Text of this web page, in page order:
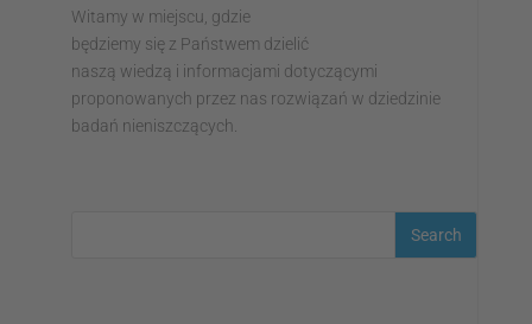
Witamy w miejscu, gdzie
będziemy się z Państwem dzielić
naszą wiedzą i informacjami dotyczącymi
proponowanych przez nas rozwiązań w dziedzinie
badań nieniszczących.